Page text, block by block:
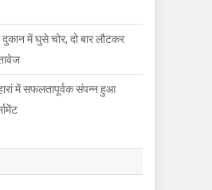
में घुसे चोर, दो बार लौटकर
में सफलतापूर्वक संपन्न हुआ